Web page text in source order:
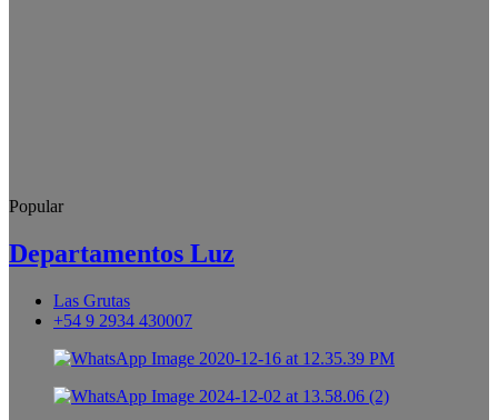
Popular
Departamentos Luz
Las Grutas
+54 9 2934 430007